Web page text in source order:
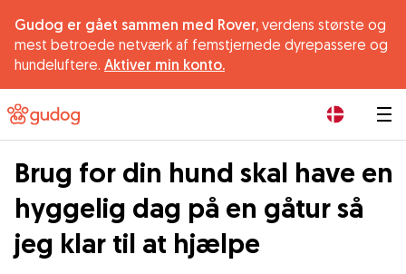
Gudog er gået sammen med Rover, verdens største og
mest betroede netværk af femstjernede dyrepassere og
hundeluftere. Aktiver min konto.
Brug for din hund skal have en
hyggelig dag på en gåtur så
jeg klar til at hjælpe